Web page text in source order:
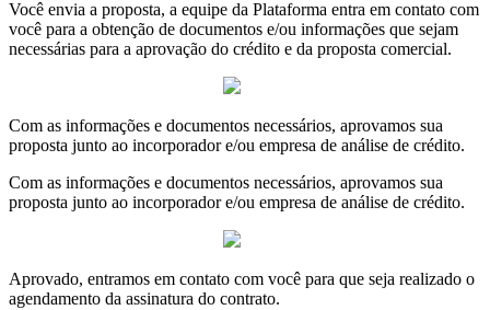
Você envia a proposta, a equipe da Plataforma entra em contato com
você para a obtenção de documentos e/ou informações que sejam
necessárias para a aprovação do crédito e da proposta comercial.
Com as informações e documentos necessários, aprovamos sua
proposta junto ao incorporador e/ou empresa de análise de crédito.
Com as informações e documentos necessários, aprovamos sua
proposta junto ao incorporador e/ou empresa de análise de crédito.
Aprovado, entramos em contato com você para que seja realizado o
agendamento da assinatura do contrato.